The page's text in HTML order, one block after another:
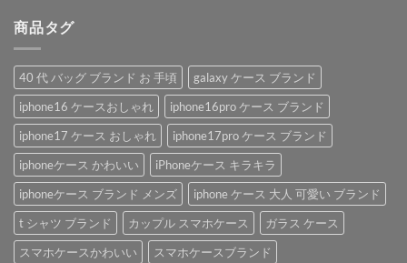
商品タグ
40 代 バッグ ブランド お 手頃
galaxy ケース ブランド
iphone16 ケースおしゃれ
iphone16pro ケース ブランド
iphone17 ケース おしゃれ
iphone17pro ケース ブランド
iphoneケース かわいい
iPhoneケース キラキラ
iphoneケース ブランド メンズ
iphone ケース 大人 可愛い ブランド
t シャツ ブランド
カップル スマホケース
ガラス ケース
スマホケースかわいい
スマホケースブランド